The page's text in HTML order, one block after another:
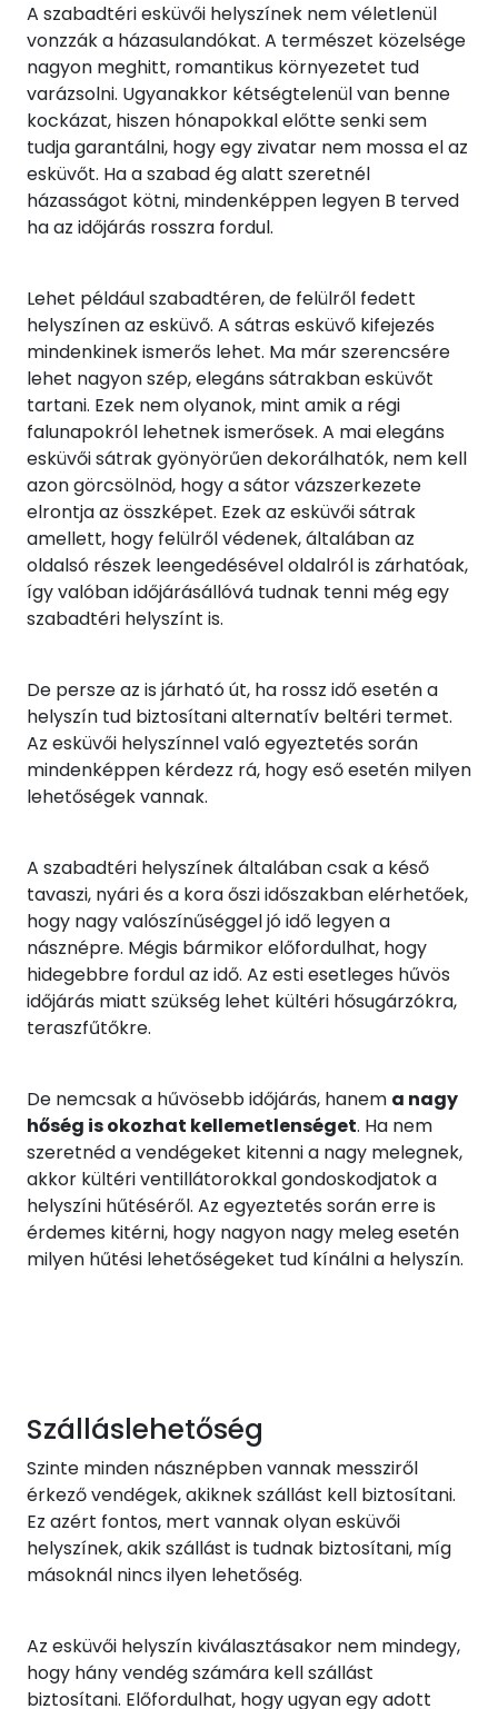
A szabadtéri esküvői helyszínek nem véletlenül
vonzzák a házasulandókat. A természet közelsége
nagyon meghitt, romantikus környezetet tud
varázsolni. Ugyanakkor kétségtelenül van benne
kockázat, hiszen hónapokkal előtte senki sem
tudja garantálni, hogy egy zivatar nem mossa el az
esküvőt. Ha a szabad ég alatt szeretnél
házasságot kötni, mindenképpen legyen B terved
ha az időjárás rosszra fordul.
Lehet például szabadtéren, de felülről fedett
helyszínen az esküvő. A sátras esküvő kifejezés
mindenkinek ismerős lehet. Ma már szerencsére
lehet nagyon szép, elegáns sátrakban esküvőt
tartani. Ezek nem olyanok, mint amik a régi
falunapokról lehetnek ismerősek. A mai elegáns
esküvői sátrak gyönyörűen dekorálhatók, nem kell
azon görcsölnöd, hogy a sátor vázszerkezete
elrontja az összképet. Ezek az esküvői sátrak
amellett, hogy felülről védenek, általában az
oldalsó részek leengedésével oldalról is zárhatóak,
így valóban időjárásállóvá tudnak tenni még egy
szabadtéri helyszínt is.
De persze az is járható út, ha rossz idő esetén a
helyszín tud biztosítani alternatív beltéri termet.
Az esküvői helyszínnel való egyeztetés során
mindenképpen kérdezz rá, hogy eső esetén milyen
lehetőségek vannak.
A szabadtéri helyszínek általában csak a késő
tavaszi, nyári és a kora őszi időszakban elérhetőek,
hogy nagy valószínűséggel jó idő legyen a
násznépre. Mégis bármikor előfordulhat, hogy
hidegebbre fordul az idő. Az esti esetleges hűvös
időjárás miatt szükség lehet kültéri hősugárzókra,
teraszfűtőkre.
De nemcsak a hűvösebb időjárás, hanem a nagy
hőség is okozhat kellemetlenséget. Ha nem
szeretnéd a vendégeket kitenni a nagy melegnek,
akkor kültéri ventillátorokkal gondoskodjatok a
helyszíni hűtéséről. Az egyeztetés során erre is
érdemes kitérni, hogy nagyon nagy meleg esetén
milyen hűtési lehetőségeket tud kínálni a helyszín.
Szálláslehetőség
Szinte minden násznépben vannak messziről
érkező vendégek, akiknek szállást kell biztosítani.
Ez azért fontos, mert vannak olyan esküvői
helyszínek, akik szállást is tudnak biztosítani, míg
másoknál nincs ilyen lehetőség.
Az esküvői helyszín kiválasztásakor nem mindegy,
hogy hány vendég számára kell szállást
biztosítani. Előfordulhat, hogy ugyan egy adott